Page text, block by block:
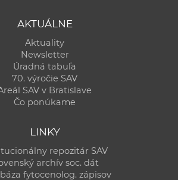
AKTUÁLNE
Aktuality
Newsletter
Úradná tabuľa
70. výročie SAV
SAV v Bratislave
Čo ponúkame
LINKY
repozitár SAV
archív soc. dát
fytocenolog. zápisov